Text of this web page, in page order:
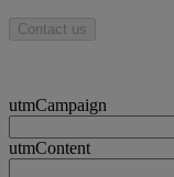
Contact us
utmCampaign
utmContent